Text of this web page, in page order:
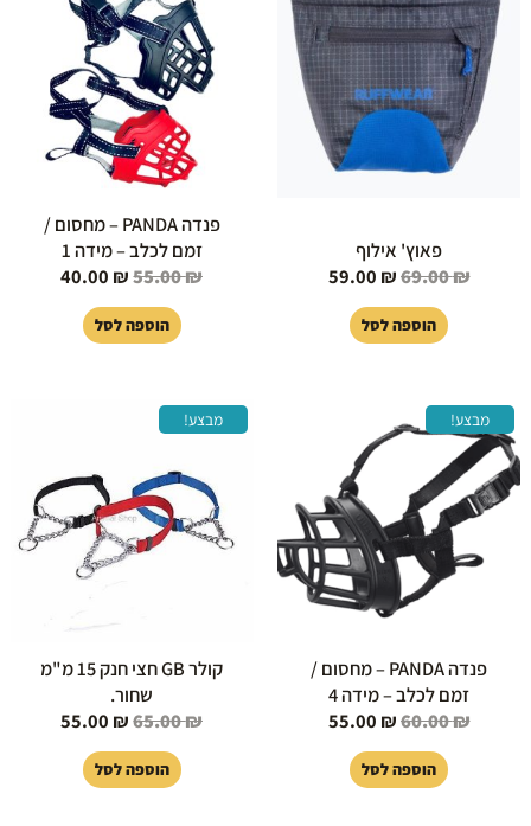
פאוץ' אילוף
69.00₪
היה:
69.00 ₪.
59.00 ₪
הוא:
59.00 ₪.
הוספה לסל
פנדה PANDA – מחסום /
זמם לכלב – מידה 1
55.00₪
היה:
55.00 ₪.
40.00 ₪
הוספה לסל
מבצע!
פנדה PANDA – מחסום /
זמם לכלב – מידה 4
60.00₪
המקורי
היה:
60.00 ₪.
55.00 ₪
הוספה לסל
מבצע!
קולר GB חצי חנק 15 מ"מ
שחור.
65.00₪
65.00 ₪.
55.00 ₪
55.00 ₪.
הוספה לסל